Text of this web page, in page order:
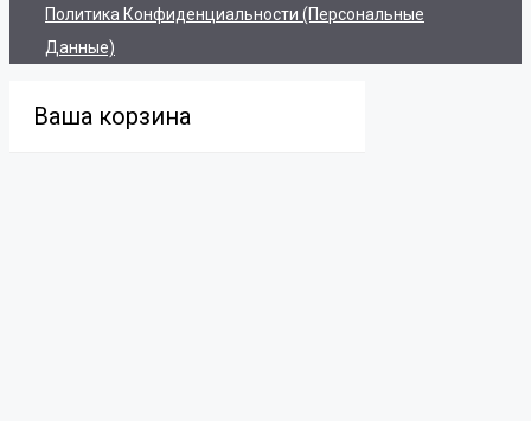
Политика Конфиденциальности (персональные
Данные)
Ваша корзина